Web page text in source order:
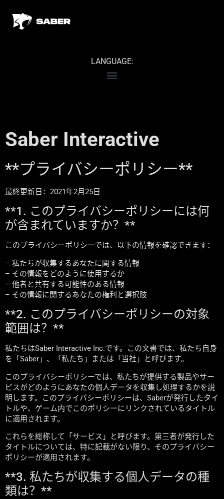
LANGUAGE:
Saber Interactive
**プライバシーポリシー**
最終更新日：2021年2月25日
**1. このプライバシーポリシーには何
が含まれていますか？**
このプライバシーポリシーでは、以下の情報を確認できます：
– 私たちが収集するあなたに関する情報
– その情報をどのように使用するか
– 他者と共有する可能性のある情報
– その情報に関するあなたの権利と選択肢
**2. このプライバシーポリシーの対象
範囲は？**
私たちはSaber Interactive Inc.です。この文書では、私たち自身
を「Saber」、「私たち」または「当社」と呼びます。
このプライバシーポリシーでは、私たちが提供する製品やサー
ビスがどのようにあなたの個人データを収集し処理するかを説
明します。このプライバシーポリシーは、Saberが発行したタイ
トルや、ゲーム内でこのポリシーにリンクされているタイトル
に適用されます。
これらを総称して「サービス」と呼びます。第三者が発行した
タイトルについては、特に記載がない限り、そのプライバシー
ポリシーが適用されます。
**3. 私たちが収集する個人データの種
類は？**